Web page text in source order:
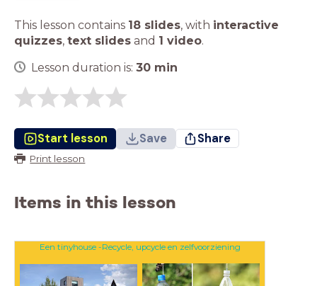
This lesson contains 18 slides, with interactive
quizzes, text slides and 1 video.
Lesson duration is: 30 min
Start lesson Save Share
Print lesson
Items in this lesson
Een tinyhouse -Recycle, upcycle en zelfvoorziening